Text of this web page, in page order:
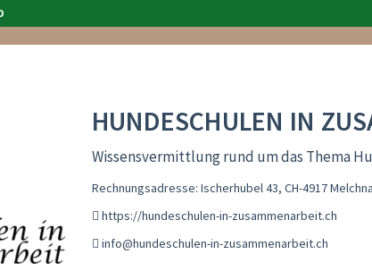
HUNDESCHULEN IN
Wissensvermittlung rund um das Thema
Rechnungsadresse: Ischerhubel 43, CH-4917
https://hundeschulen-in-zusammenarbeit.ch
info@hundeschulen-in-zusammenarbeit.ch